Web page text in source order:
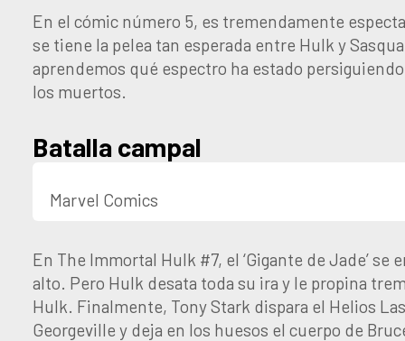
En el cómic número 5, es tremendamente
se tiene la pelea tan esperada entre Hulk y
aprendemos qué espectro ha estado
los muertos.
Batalla campal
Marvel Comics
En The Immortal Hulk #7, el ‘Gigante de Jade’ se
alto. Pero Hulk desata toda su ira y le propina
Hulk. Finalmente, Tony Stark dispara el Helios
Georgeville y deja en los huesos el cuerpo de